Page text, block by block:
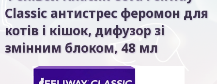
Classic антистрес феромон для
котів і кішок, дифузор зі
змінним блоком, 48 мл